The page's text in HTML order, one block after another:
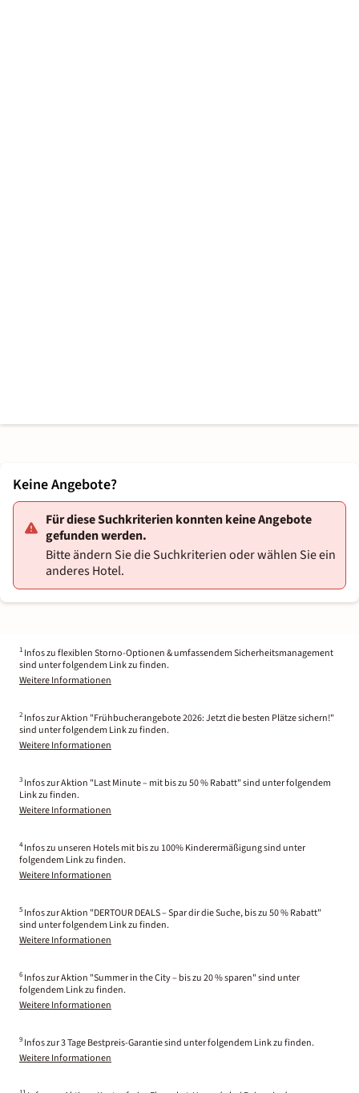
Keine Angebote?
Für diese Suchkriterien konnten keine Angebote
gefunden werden.
Bitte ändern Sie die Suchkriterien oder wählen Sie ein
anderes Hotel.
1 Infos zu flexiblen Storno-Optionen & umfassendem Sicherheitsmanagement
sind unter folgendem Link zu finden.
Weitere Informationen
2 Infos zur Aktion "Frühbucherangebote 2026: Jetzt die besten Plätze sichern!"
sind unter folgendem Link zu finden.
Weitere Informationen
3 Infos zur Aktion "Last Minute – mit bis zu 50 % Rabatt" sind unter folgendem
Link zu finden.
Weitere Informationen
4 Infos zu unseren Hotels mit bis zu 100% Kinderermäßigung sind unter
folgendem Link zu finden.
Weitere Informationen
5 Infos zur Aktion "DERTOUR DEALS – Spar dir die Suche, bis zu 50 % Rabatt"
sind unter folgendem Link zu finden.
Weitere Informationen
6 Infos zur Aktion "Summer in the City – bis zu 20 % sparen" sind unter
folgendem Link zu finden.
Weitere Informationen
9 Infos zur 3 Tage Bestpreis-Garantie sind unter folgendem Link zu finden.
Weitere Informationen